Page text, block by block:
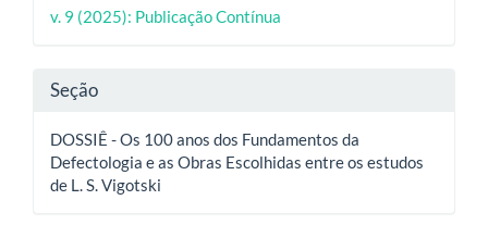
artigo
v. 9 (2025): Publicação Contínua
Seção
DOSSIÊ - Os 100 anos dos Fundamentos da
Defectologia e as Obras Escolhidas entre os estudos
de L. S. Vigotski